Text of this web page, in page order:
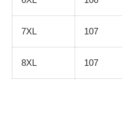
7XL 107
8XL 107